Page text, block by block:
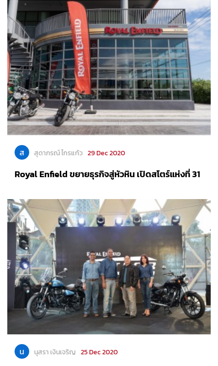
ส สุดาภรณ์ ไกรแก้ว 29 Dec 2020
Royal Enfield ขยายธุรกิจสู่หัวหิน เปิดสโตร์แห่งที่ 31
น นุสรา เงินเจริญ 25 Dec 2020